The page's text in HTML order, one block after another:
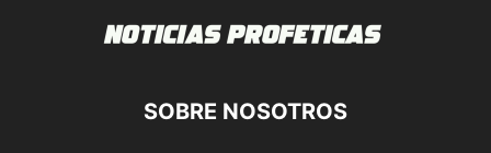
SOBRE NOSOTROS